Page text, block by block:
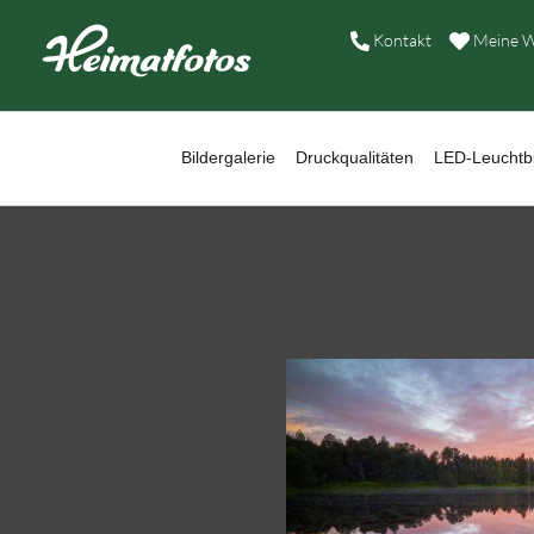
Kontakt Meine
Bildergalerie Druckqualitäten LED-